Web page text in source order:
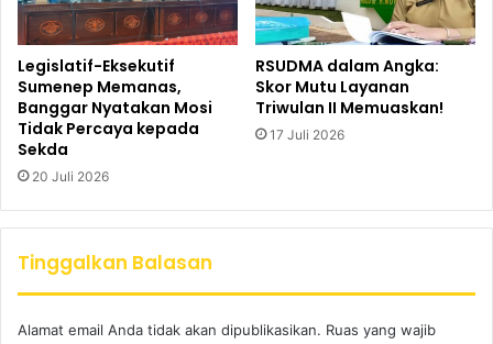
Legislatif-Eksekutif
Sumenep Memanas,
Banggar Nyatakan Mosi
Tidak Percaya kepada
Sekda
20 Juli 2026
RSUDMA dalam Angka:
Skor Mutu Layanan
Triwulan II Memuaskan!
17 Juli 2026
Tinggalkan Balasan
Alamat email Anda tidak akan dipublikasikan. Ruas yang wajib